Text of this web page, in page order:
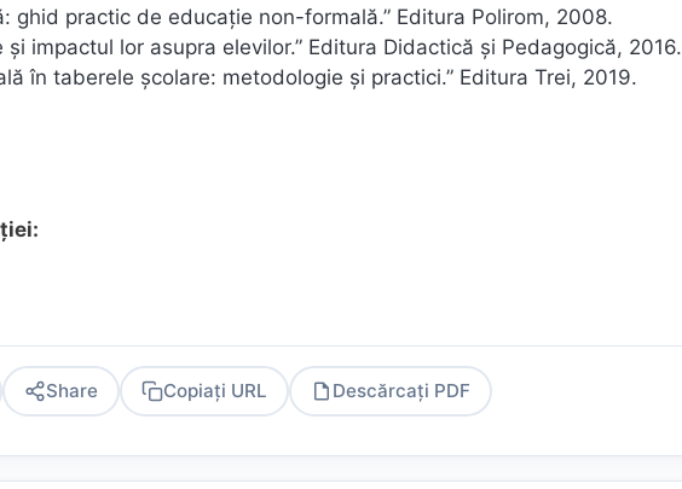
ghid practic de educație non-formală.” Editura Polirom, 2008.
impactul lor asupra elevilor.” Editura Didactică și Pedagogică, 2016.
în taberele școlare: metodologie și practici.” Editura Trei, 2019.
Share Copiați URL Descărcați PDF